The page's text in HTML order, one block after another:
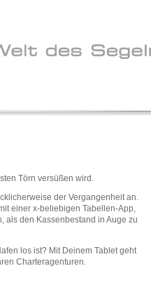
Törn versüßen wird.
der Vergangenheit an.
einer x-beliebigen Tabellen-App,
als den Kassenbestand in Auge zu
los ist? Mit Deinem Tablet geht
Charteragenturen.